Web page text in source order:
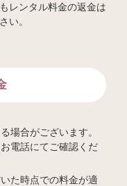
レンタル料金の返金は
い。
場合がございます。
電話にてご確認くだ
た時点での料金が適